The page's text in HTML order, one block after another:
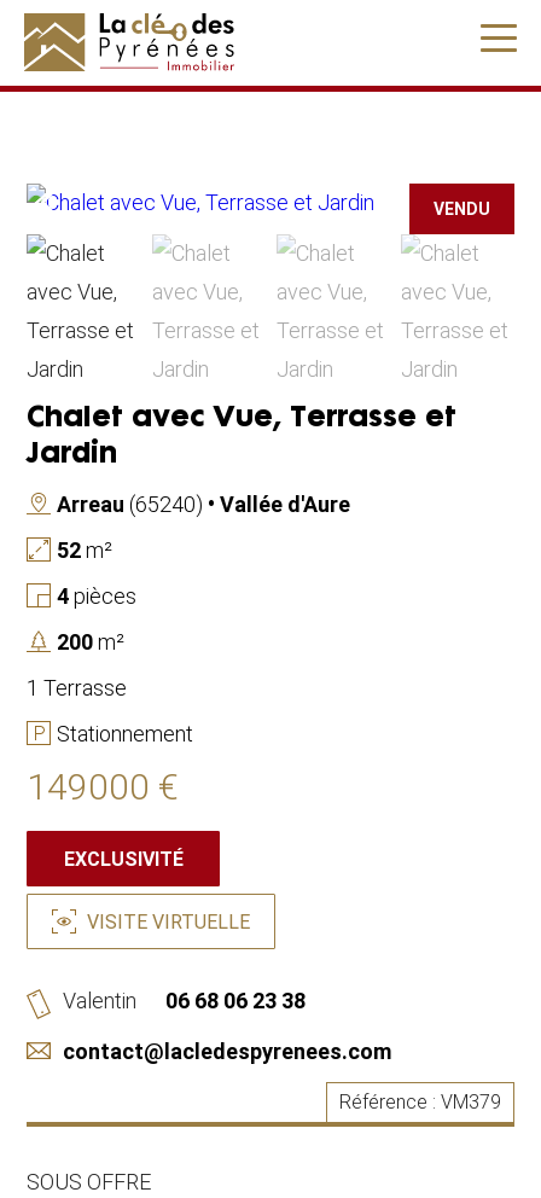
" />
VENDU
Chalet avec Vue, Terrasse et
Jardin
Arreau (65240) • Vallée d'Aure
52m²
4pièces
200m²
1 Terrasse
Stationnement
149000 €
EXCLUSIVITÉ
VISITE VIRTUELLE
Valentin
06 68 06 23 38
contact@lacledespyrenees.com
Référence : VM379
SOUS OFFRE